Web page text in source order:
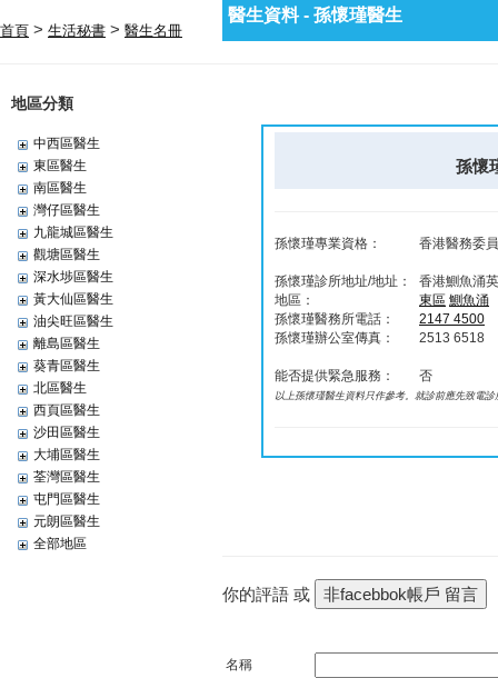
首頁 > 生活秘書 > 醫生名冊
地區分類
中西區醫生
東區醫生
南區醫生
灣仔區醫生
九龍城區醫生
觀塘區醫生
深水埗區醫生
黃大仙區醫生
油尖旺區醫生
離島區醫生
葵青區醫生
北區醫生
西頁區醫生
沙田區醫生
大埔區醫生
荃灣區醫生
屯門區醫生
元朗區醫生
全部地區
醫生資料 - 孫懷瑾醫生
孫懷
孫懷瑾專業資格： 香港醫務委
孫懷瑾診所地址/地址：
香港‎鰂魚涌
地區：
東區 鰂魚涌
孫懷瑾醫務所電話：
2147 4500
孫懷瑾辦公室傳真：
2513 6518
能否提供緊急服務： 否
以上孫懷瑾醫生資料只作參考。就診前應先致電
你的評語 或
名稱